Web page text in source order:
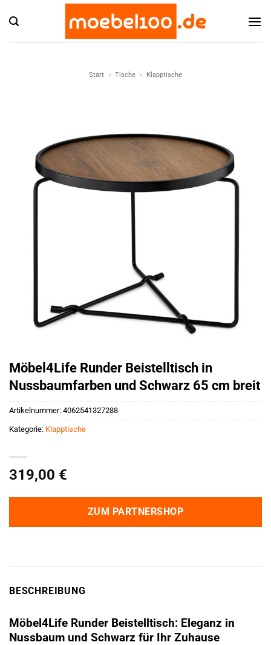
Inhalt
Start » Tische » Klapptische
Möbel4Life Runder Beistelltisch in
Nussbaumfarben und Schwarz 65 cm breit
319,00 €
ZUM PARTNERSHOP
Artikelnummer: 4062541327288
Kategorie: Klapptische
BESCHREIBUNG
Möbel4Life Runder Beistelltisch: Eleganz in
Nussbaum und Schwarz für Ihr Zuhause